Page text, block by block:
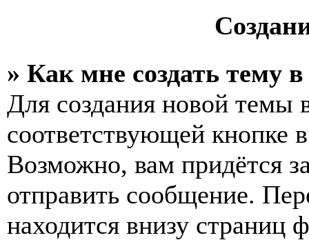
» Как мне создать тему
Для создания новой темы
соответствующей кнопке
Возможно, вам придётся
отправить сообщение.
находится внизу